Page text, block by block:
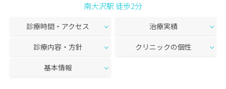
南大沢駅 徒歩2分
診療時間・アクセス 治療実績
診療内容・方針 クリニックの個性
基本情報